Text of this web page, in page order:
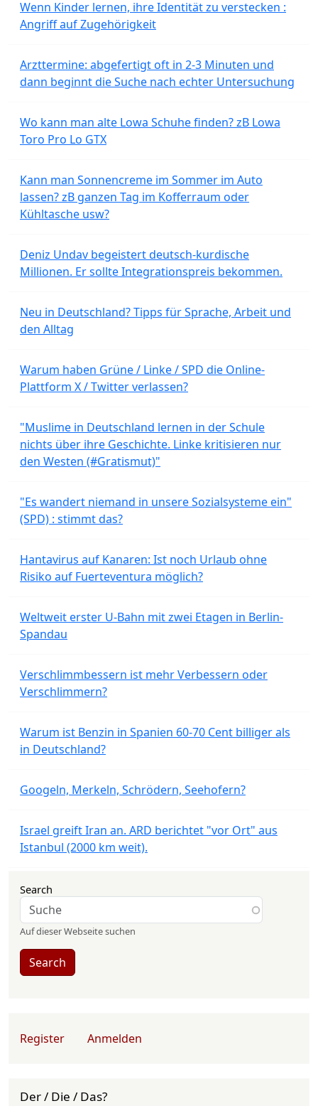
Wenn Kinder lernen, ihre Identität zu verstecken :
Angriff auf Zugehörigkeit
Arzttermine: abgefertigt oft in 2-3 Minuten und
dann beginnt die Suche nach echter Untersuchung
Wo kann man alte Lowa Schuhe finden? zB Lowa
Toro Pro Lo GTX
Kann man Sonnencreme im Sommer im Auto
lassen? zB ganzen Tag im Kofferraum oder
Kühltasche usw?
Deniz Undav begeistert deutsch-kurdische
Millionen. Er sollte Integrationspreis bekommen.
Neu in Deutschland? Tipps für Sprache, Arbeit und
den Alltag
Warum haben Grüne / Linke / SPD die Online-
Plattform X / Twitter verlassen?
"Muslime in Deutschland lernen in der Schule
nichts über ihre Geschichte. Linke kritisieren nur
den Westen (#Gratismut)"
"Es wandert niemand in unsere Sozialsysteme ein"
(SPD) : stimmt das?
Hantavirus auf Kanaren: Ist noch Urlaub ohne
Risiko auf Fuerteventura möglich?
Weltweit erster U-Bahn mit zwei Etagen in Berlin-
Spandau
Verschlimmbessern ist mehr Verbessern oder
Verschlimmern?
Warum ist Benzin in Spanien 60-70 Cent billiger als
in Deutschland?
Googeln, Merkeln, Schrödern, Seehofern?
Israel greift Iran an. ARD berichtet "vor Ort" aus
Istanbul (2000 km weit).
Search
Auf dieser Webseite suchen
Search
User account menu
Register Anmelden
Der / Die / Das?